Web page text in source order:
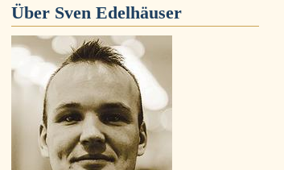
Über Sven Edelhäuser